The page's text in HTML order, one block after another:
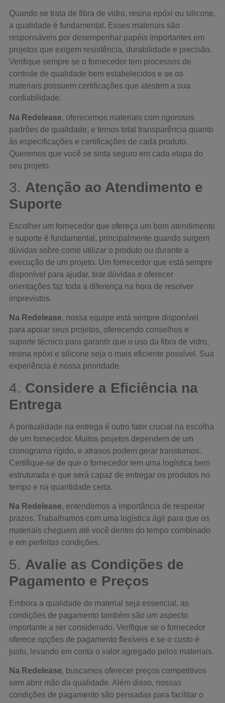
Quando se trata de fibra de vidro, resina epóxi ou silicone,
a qualidade é fundamental. Esses materiais são
responsáveis por desempenhar papéis importantes em
projetos que exigem resistência, durabilidade e precisão.
Verifique sempre se o fornecedor tem processos de
controle de qualidade bem estabelecidos e se os
materiais possuem certificações que atestem a sua
confiabilidade.
Na Redelease, oferecemos materiais com rigorosos
padrões de qualidade, e temos total transparência quanto
às especificações e certificações de cada produto.
Queremos que você se sinta seguro em cada etapa do
seu projeto.
3. Atenção ao Atendimento e
Suporte
Escolher um fornecedor que ofereça um bom atendimento
e suporte é fundamental, principalmente quando surgem
dúvidas sobre como utilizar o produto ou durante a
execução de um projeto. Um fornecedor que está sempre
disponível para ajudar, tirar dúvidas e oferecer
orientações faz toda a diferença na hora de resolver
imprevistos.
Na Redelease, nossa equipe está sempre disponível
para apoiar seus projetos, oferecendo conselhos e
suporte técnico para garantir que o uso da fibra de vidro,
resina epóxi e silicone seja o mais eficiente possível. Sua
experiência é nossa prioridade.
4. Considere a Eficiência na
Entrega
A pontualidade na entrega é outro fator crucial na escolha
de um fornecedor. Muitos projetos dependem de um
cronograma rígido, e atrasos podem gerar transtornos.
Certifique-se de que o fornecedor tem uma logística bem
estruturada e que será capaz de entregar os produtos no
tempo e na quantidade certa.
Na Redelease, entendemos a importância de respeitar
prazos. Trabalhamos com uma logística ágil para que os
materiais cheguem até você dentro do tempo combinado
e em perfeitas condições.
5. Avalie as Condições de
Pagamento e Preços
Embora a qualidade do material seja essencial, as
condições de pagamento também são um aspecto
importante a ser considerado. Verifique se o fornecedor
oferece opções de pagamento flexíveis e se o custo é
justo, levando em conta o valor agregado pelos materiais.
Na Redelease, buscamos oferecer preços competitivos
sem abrir mão da qualidade. Além disso, nossas
condições de pagamento são pensadas para facilitar o